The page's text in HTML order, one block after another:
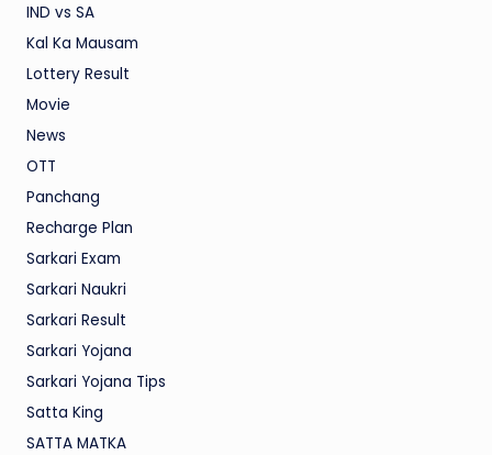
IND vs SA
Kal Ka Mausam
Lottery Result
Movie
News
OTT
Panchang
Recharge Plan
Sarkari Exam
Sarkari Naukri
Sarkari Result
Sarkari Yojana
Sarkari Yojana Tips
Satta King
SATTA MATKA